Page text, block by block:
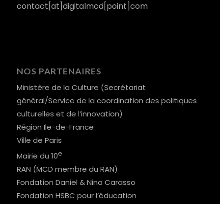
contact[at]digitalmcd[point]com
NOS PARTENAIRES
Ministère de la Culture (Secrétariat
général/Service de la coordination des politiques
culturelles et de l’innovation)
Région Ile-de-France
Ville de Paris
Mairie du 10e
RAN (MCD membre du RAN)
Fondation Daniel & Nina Carasso
Fondation HSBC pour l’éducation